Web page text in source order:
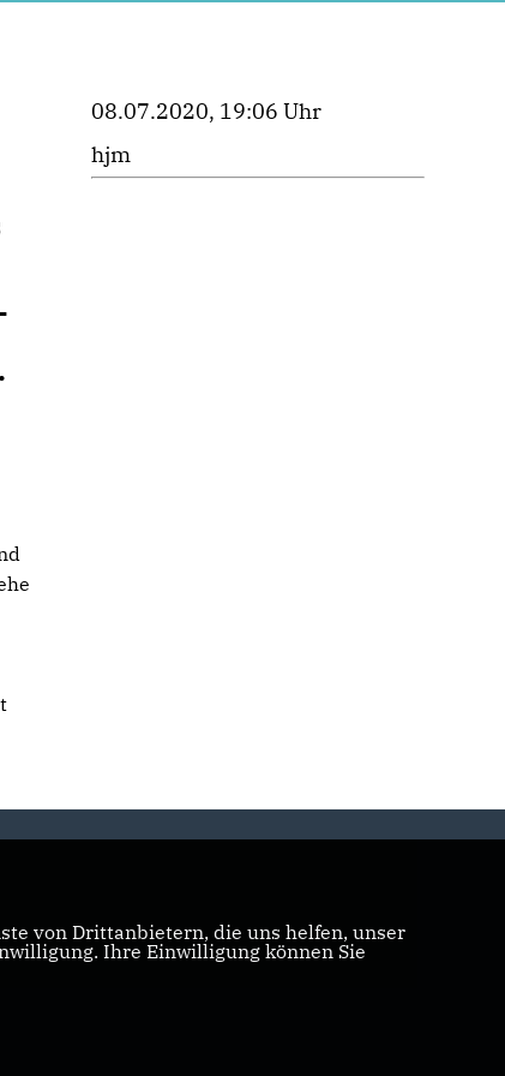
08.07.2020, 19:06 Uhr
hjm
von Drittanbietern, die uns helfen, unser
Ihre Einwilligung können Sie